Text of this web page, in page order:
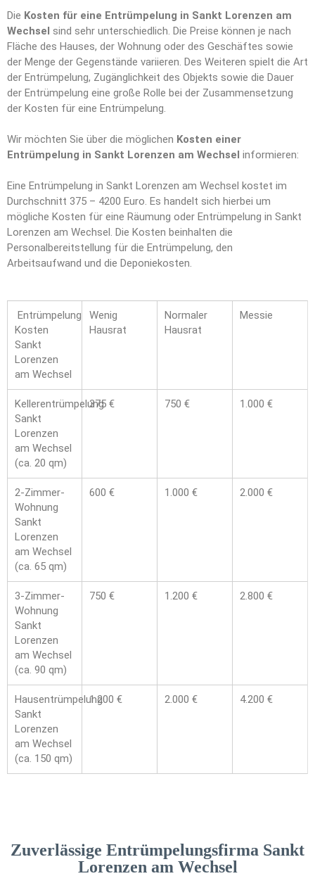
Die Kosten für eine Entrümpelung in Sankt Lorenzen am
Wechsel sind sehr unterschiedlich. Die Preise können je nach
Fläche des Hauses, der Wohnung oder des Geschäftes sowie
der Menge der Gegenstände variieren. Des Weiteren spielt die Art
der Entrümpelung, Zugänglichkeit des Objekts sowie die Dauer
der Entrümpelung eine große Rolle bei der Zusammensetzung
der Kosten für eine Entrümpelung.
Wir möchten Sie über die möglichen Kosten einer
Entrümpelung in Sankt Lorenzen am Wechsel informieren:
Eine Entrümpelung in Sankt Lorenzen am Wechsel kostet im
Durchschnitt 375 – 4200 Euro. Es handelt sich hierbei um
mögliche Kosten für eine Räumung oder Entrümpelung in Sankt
Lorenzen am Wechsel. Die Kosten beinhalten die
Personalbereitstellung für die Entrümpelung, den
Arbeitsaufwand und die Deponiekosten.
Entrümpelung
Kosten
Sankt
Lorenzen
am Wechsel
Wenig
Hausrat
Normaler
Hausrat
Messie
Kellerentrümpelung
Sankt
Lorenzen
am Wechsel
(ca. 20 qm)
375 € 750 € 1.000 €
2-Zimmer-
Wohnung
Sankt
Lorenzen
am Wechsel
(ca. 65 qm)
600 € 1.000 € 2.000 €
3-Zimmer-
Wohnung
Sankt
Lorenzen
am Wechsel
(ca. 90 qm)
750 € 1.200 € 2.800 €
Hausentrümpelung
Sankt
Lorenzen
am Wechsel
(ca. 150 qm)
1.200 € 2.000 € 4.200 €
Zuverlässige Entrümpelungsfirma Sankt
Lorenzen am Wechsel